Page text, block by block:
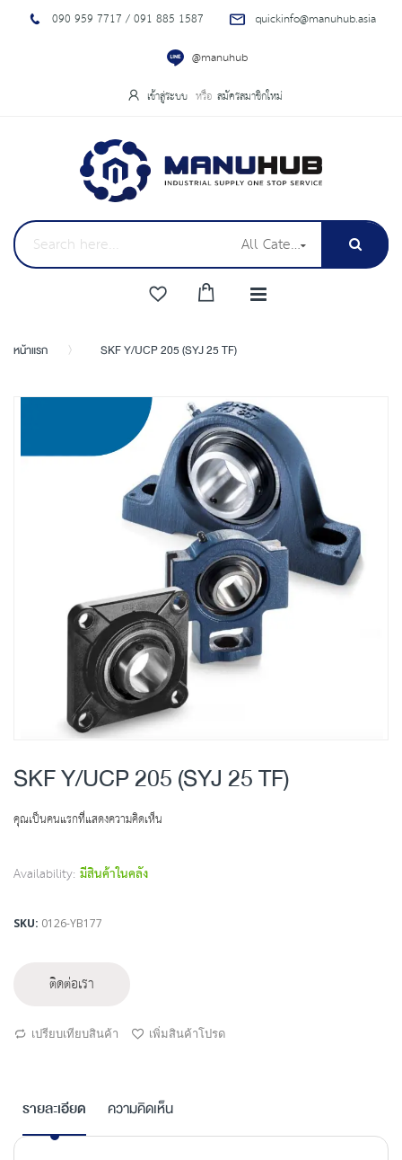
090 959 7717 / 091 885 1587
quickinfo@manuhub.asia
@manuhub
เข้าสู่ระบบ สมัครสมาชิกใหม่
All Categories
หน้าแรก SKF Y/UCP 205 (SYJ 25 TF)
Skip
to
the
end
of
the
images
gallery
to
the
SKF Y/UCP 205 (SYJ 25 TF)
คุณเป็นคนแรกที่แสดงความคิดเห็น
Availability: มีสินค้าในคลัง
SKU 0126-YB177
ติดต่อเรา
เปรียบเทียบสินค้า เพิ่มสินค้าโปรด
รายละเอียด ความคิดเห็น